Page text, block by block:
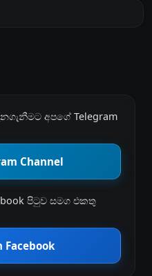
අපගේ Telegram
Channel
පිටුව සමග එකතු
Facebook